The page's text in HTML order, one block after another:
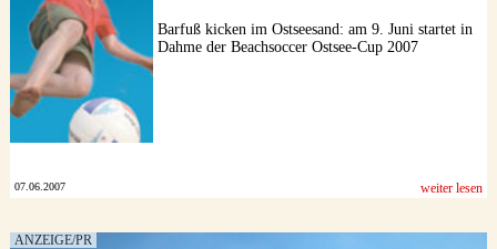
Barfuß kicken im Ostseesand: am 9. Juni startet in
Dahme der Beachsoccer Ostsee-Cup 2007
07.06.2007 weiter lesen